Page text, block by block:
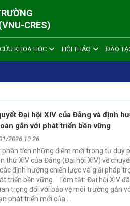
CRES)
KHOA HỌC HỘI THẢO ĐÀO
Đại hội XIV của Đảng và định
gắn với phát triển bền vững
2026 10:26
phân tích những điểm mới trong tư duy
thứ XIV của Đảng (Đại hội XIV) về
định hướng chiến lược và giải pháp
triển bền vững. Tóm tắt: Đại hội XIV
trọng đối với bảo vệ môi trường gắn
phát triển mới của …